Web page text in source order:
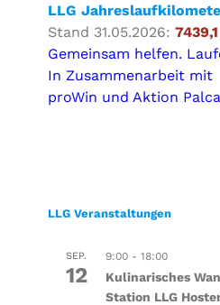
LLG
Stand 31.05.2026:
Gemeinsam helfen.
In Zusammenarbeit mit
proWin und Aktion Palca
LLG Veranstaltungen
SEP.
12
9:00- 18:00
Kulinarisches
Station LLG